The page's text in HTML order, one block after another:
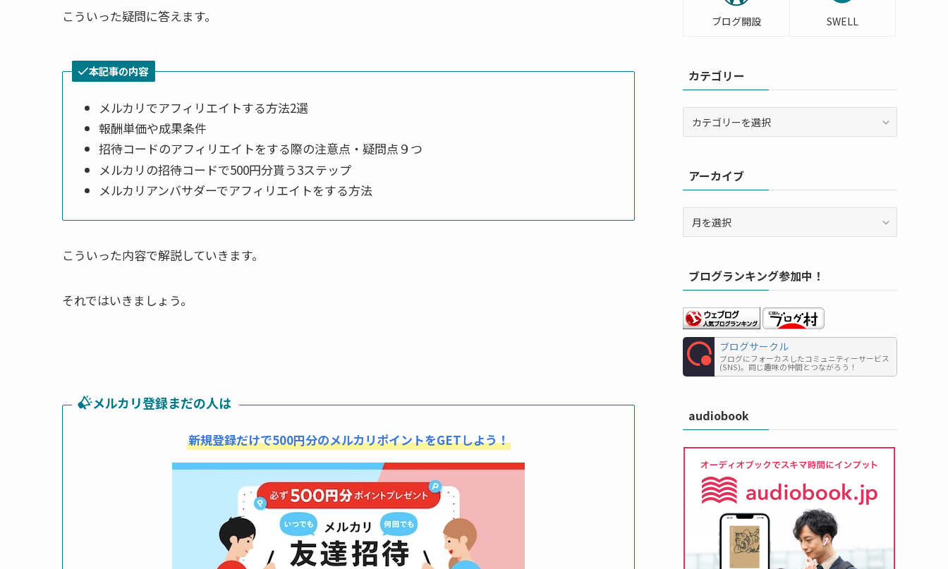
こういった疑問に答えます。
本記事の内容
メルカリでアフィリエイトする方法2選
報酬単価や成果条件
招待コードのアフィリエイトをする際の注意点・疑問点９つ
メルカリの招待コードで500円分貰う3ステップ
メルカリアンバサダーでアフィリエイトをする方法
こういった内容で解説していきます。
それではいきましょう。
メルカリ登録まだの人は
新規登録だけで500円分のメルカリポイントをGETしよう！
ブログ開設 SWELL
カテゴリー
ーアーカイブ
ブブログランキング参加中！
ブログサークル
ブログにフォーカスしたコミュニティーサービス
(SNS)。同じ趣味の仲間とつながろう！
audiobook